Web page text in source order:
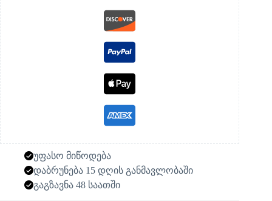
უფასო მიწოდება
დაბრუნება 15 დღის განმავლობაში
გაგზავნა 48 საათში